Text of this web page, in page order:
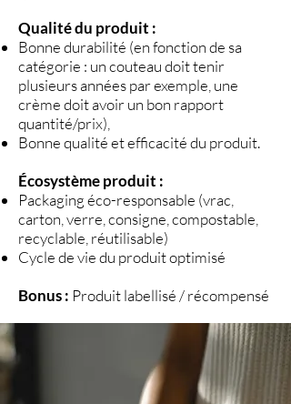
Qualité du produit :
Bonne durabilité (en fonction de sa
catégorie : un couteau doit tenir
plusieurs années par exemple, une
crème doit avoir un bon rapport
quantité/prix),
Bonne qualité et efficacité du produit.
Écosystème produit :
Packaging éco-responsable (vrac,
carton, verre, consigne, compostable,
recyclable, réutilisable)
Cycle de vie du produit optimisé
Bonus : Produit labellisé / récompensé